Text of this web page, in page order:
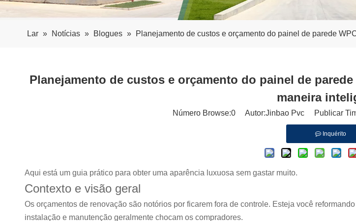
Lar » Notícias » Blogues » Planejamento de custos e orçamento do painel de parede
Planejamento de custos e orçamento do painel de
maneira
Número Browse:0 Autor:Jinbao Pvc Publicar
Inquérito
Aqui está um guia prático para obter uma aparência luxuosa sem gastar muito.
Contexto e visão geral
Os orçamentos de renovação são notórios por ficarem fora de controle. Esteja você
instalação e manutenção geralmente chocam os compradores.